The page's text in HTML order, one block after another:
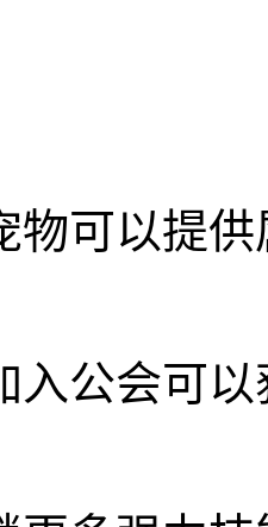
物可以提
入公会可